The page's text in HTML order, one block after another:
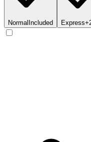
Normal Included Express